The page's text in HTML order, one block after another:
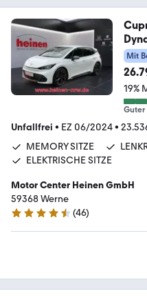
Mit
19%
Guter
Unfallfrei • EZ 06/2024•
MEMORY SITZE
ELEKTRISCHE SITZE
Motor Center Heinen GmbH
59368 Werne
4.6 Sterne
(46)